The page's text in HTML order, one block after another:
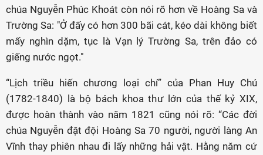
chúa Nguyễn Phúc Khoát còn nói rõ hơn về Hoàng Sa và
Trường Sa: "Ở đấy có hơn 300 bãi cát, kéo dài không biết
mấy nghìn dặm, tục là Vạn lý Trường Sa, trên đảo có
giếng nước ngọt."
“Lịch triều hiến chương loại chí” của Phan Huy Chú
(1782-1840) là bộ bách khoa thư lớn của thế kỷ XIX,
được hoàn thành vào năm 1821 cũng nói rõ: “Các đời
chúa Nguyễn đặt đội Hoàng Sa 70 người, người làng An
Vĩnh thay phiên nhau đi lấy những hải vật. Hằng năm cứ